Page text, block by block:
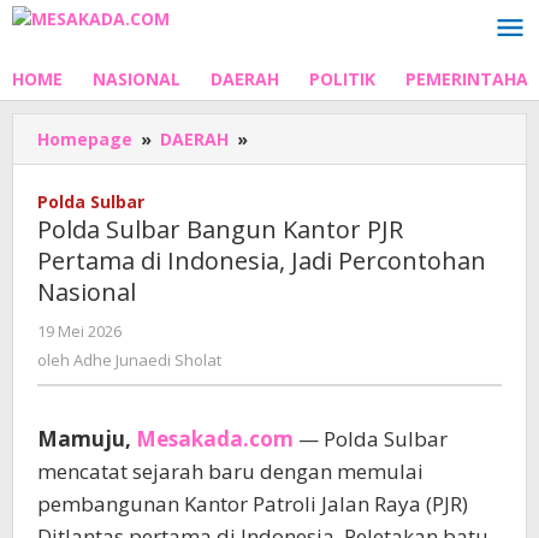
Lewati
HOME NASIONAL DAERAH POLITIK
Homepage » DAERAH »
Sulbar
PJR
Pertama
Nasional
Polda Sulbar
Polda Sulbar Bangun Kantor PJR
Pertama di Indonesia, Jadi Percontohan
Nasional
19 Mei 2026
Adhe
oleh Adhe Junaedi Sholat
Mamuju, Mesakada.com — Polda Sulbar
mencatat sejarah baru dengan memulai
pembangunan Kantor Patroli Jalan Raya (PJR)